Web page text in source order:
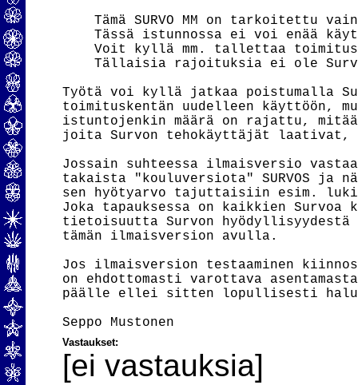
Tämä SURVO MM on tarkoitettu
Tässä istunnossa ei voi enää
Voit kyllä mm. tallettaa
Tällaisia rajoituksia ei ole
Työtä voi kyllä jatkaa poistumalla
toimituskentän uudelleen käyttöön,
istuntojenkin määrä on rajattu,
joita Survon tehokäyttäjät laativat,
Jossain suhteessa ilmaisversio vastaa
takaista "kouluversiota" SURVOS
sen hyötyarvo tajuttaisiin esim.
Joka tapauksessa on kaikkien
tietoisuutta Survon hyödyllisyydestä
tämän ilmaisversion avulla.
Jos ilmaisversion testaaminen
on ehdottomasti varottava
päälle ellei sitten lopullisesti
Vastaukset:
[ei vastauksia]